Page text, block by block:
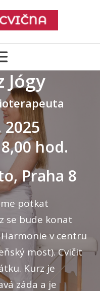
Jógy
2025
hod.
Praha 8
potkat
se bude konat
v centru
most). Cvičit
Kurz je
záda a je